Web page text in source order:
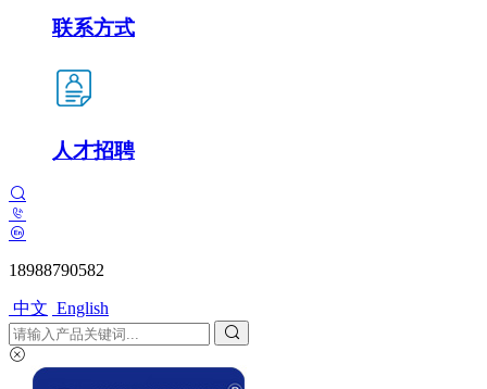
联系方式
人才招聘
18988790582
中文 English